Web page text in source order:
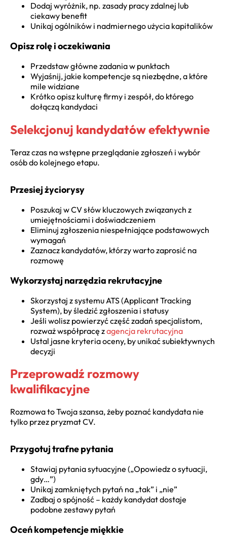
Dodaj wyróżnik, np. zasady pracy zdalnej lub
ciekawy benefit
Unikaj ogólników i nadmiernego użycia kapitalików
Opisz rolę i oczekiwania
Przedstaw główne zadania w punktach
Wyjaśnij, jakie kompetencje są niezbędne, a które
mile widziane
Krótko opisz kulturę firmy i zespół, do którego
dołączą kandydaci
Selekcjonuj kandydatów efektywnie
Teraz czas na wstępne przeglądanie zgłoszeń i wybór
osób do kolejnego etapu.
Przesiej życiorysy
Poszukaj w CV słów kluczowych związanych z
umiejętnościami i doświadczeniem
Eliminuj zgłoszenia niespełniające podstawowych
wymagań
Zaznacz kandydatów, którzy warto zaprosić na
rozmowę
Wykorzystaj narzędzia rekrutacyjne
Skorzystaj z systemu ATS (Applicant Tracking
System), by śledzić zgłoszenia i statusy
Jeśli wolisz powierzyć część zadań specjalistom,
rozważ współpracę zagencja rekrutacyjna
Ustal jasne kryteria oceny, by unikać subiektywnych
decyzji
Przeprowadź rozmowy
kwalifikacyjne
Rozmowa to Twoja szansa, żeby poznać kandydata nie
tylko przez pryzmat CV.
Przygotuj trafne pytania
Stawiaj pytania sytuacyjne („Opowiedz o sytuacji,
gdy…”)
Unikaj zamkniętych pytań na „tak” i „nie”
Zadbaj o spójność – każdy kandydat dostaje
podobne zestawy pytań
Oceń kompetencje miękkie